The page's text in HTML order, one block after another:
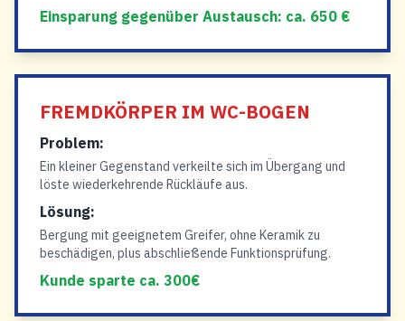
Einsparung gegenüber Austausch: ca. 650 €
FREMDKÖRPER IM WC-BOGEN
Problem:
Ein kleiner Gegenstand verkeilte sich im Übergang und
löste wiederkehrende Rückläufe aus.
Lösung:
Bergung mit geeignetem Greifer, ohne Keramik zu
beschädigen, plus abschließende Funktionsprüfung.
Kunde sparte ca. 300€